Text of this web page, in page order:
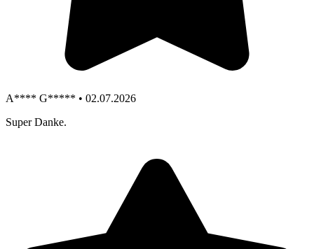
A**** G***** • 02.07.2026
Super Danke.